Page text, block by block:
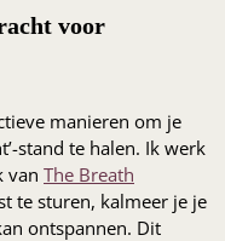
voor
manieren om je
stand te halen. Ik werk
van The Breath
te sturen, kalmeer je je
ontspannen. Dit